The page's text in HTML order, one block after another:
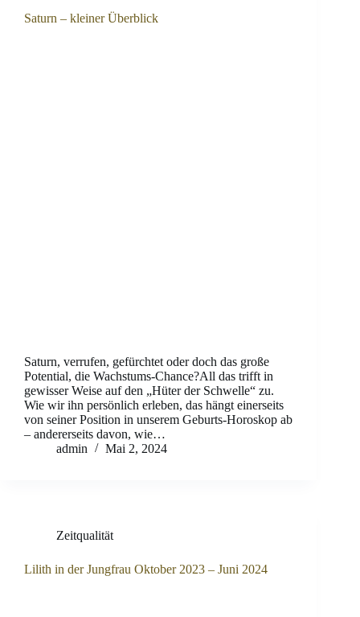
Saturn – kleiner Überblick
Saturn, verrufen, gefürchtet oder doch das große
Potential, die Wachstums-Chance?All das trifft in
gewisser Weise auf den „Hüter der Schwelle“ zu.
Wie wir ihn persönlich erleben, das hängt einerseits
von seiner Position in unserem Geburts-Horoskop ab
– andererseits davon, wie…
admin
Mai 2, 2024
Zeitqualität
Lilith in der Jungfrau Oktober 2023 – Juni 2024